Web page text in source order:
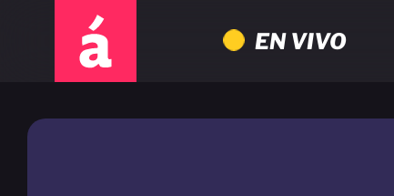
EN VIVO